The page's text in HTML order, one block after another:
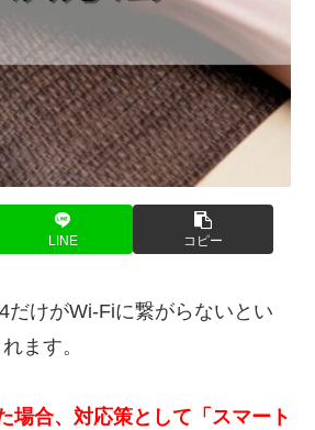
LINE コピー
だけがWi-Fiに繋がらないとい
ます。
場合、対応策として「スマート